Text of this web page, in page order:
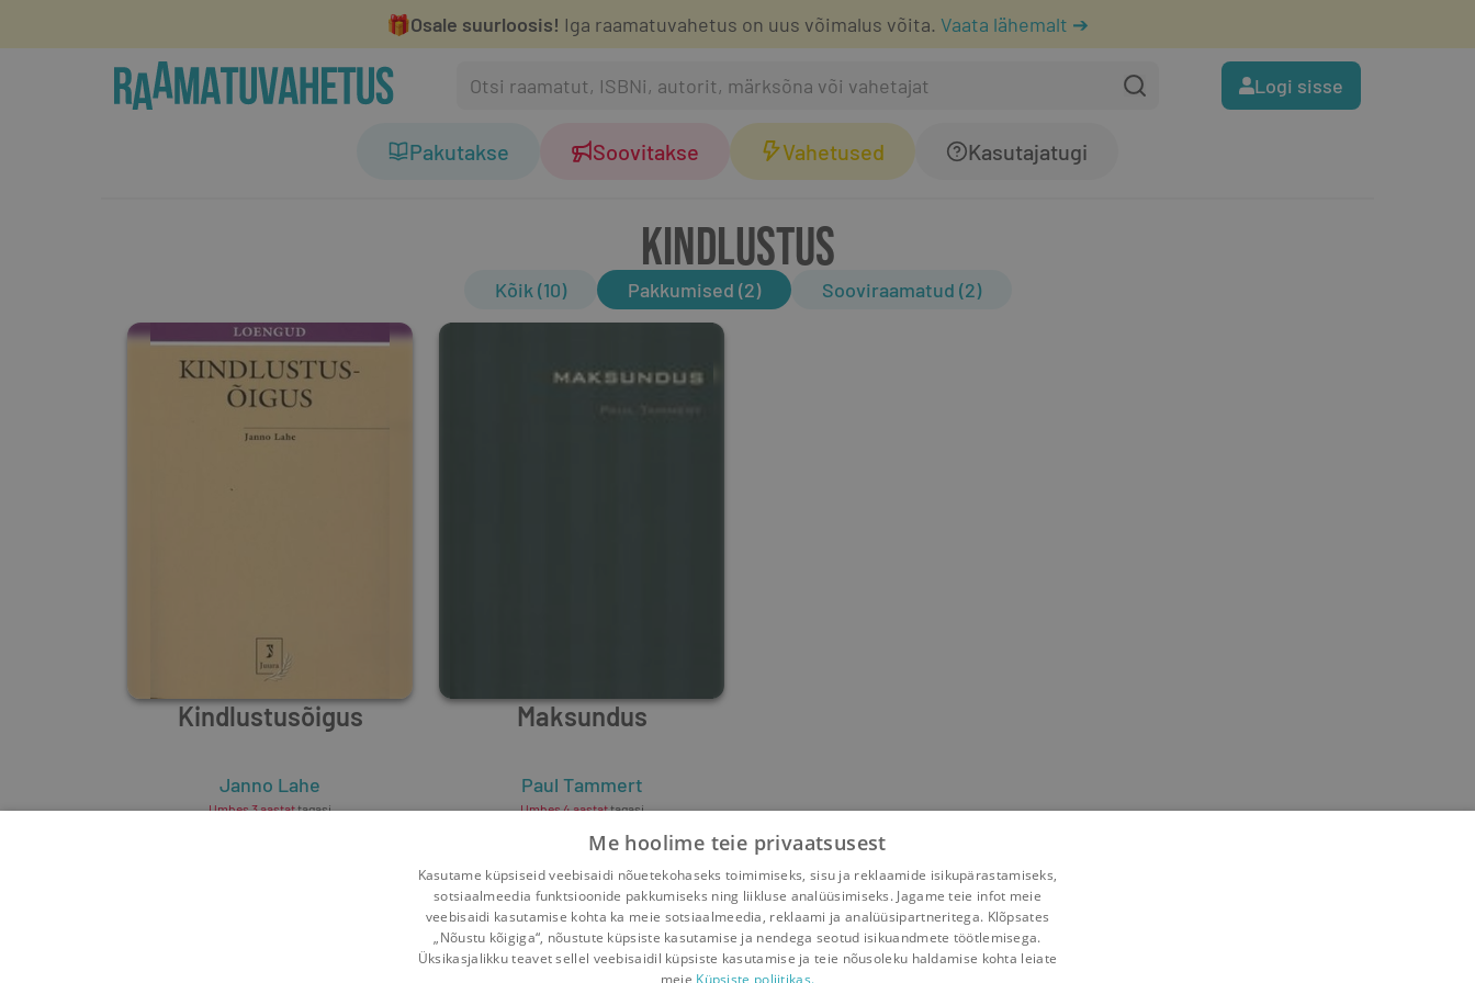
🎁Osale suurloosis! Iga raamatuvahetus on uus võimalus võita. Vaata lähemalt ➔
Logi sisse
Pakutakse Soovitakse Vahetused Kasutajatugi
KINDLUSTUS
Kõik (10) Pakkumised (2) Sooviraamatud (2)
Kindlustusõigus
Janno Lahe
Umbes 3 aastattagasi
Maksundus
Paul Tammert
Umbes 4 aastattagasi
Me hoolime teie privaatsusest
Kasutame küpsiseid veebisaidi nõuetekohaseks toimimiseks, sisu ja reklaamide isikupärastamiseks,
sotsiaalmeedia funktsioonide pakkumiseks ning liikluse analüüsimiseks. Jagame teie infot meie
veebisaidi kasutamise kohta ka meie sotsiaalmeedia, reklaami ja analüüsipartneritega. Klõpsates
„Nõustu kõigiga“, nõustute küpsiste kasutamise ja nendega seotud isikuandmete töötlemisega.
Üksikasjalikku teavet sellel veebisaidil küpsiste kasutamise ja teie nõusoleku haldamise kohta leiate
meie Küpsiste poliitikas.